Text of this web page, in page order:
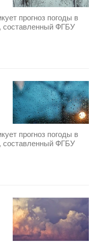
прогноз погоды в
составленный ФГБУ
прогноз погоды в
составленный ФГБУ